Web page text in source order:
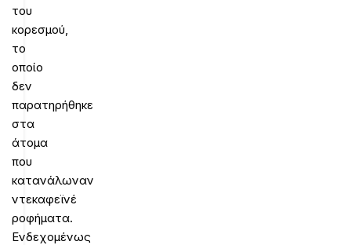
του
κορεσμού,
το
οποίο
δεν
παρατηρήθηκε
στα
άτομα
που
κατανάλωναν
ντεκαφεϊνέ
ροφήματα.
Ενδεχομένως